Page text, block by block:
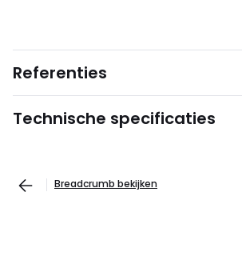
Referenties
Technische specificaties
Breadcrumb bekijken